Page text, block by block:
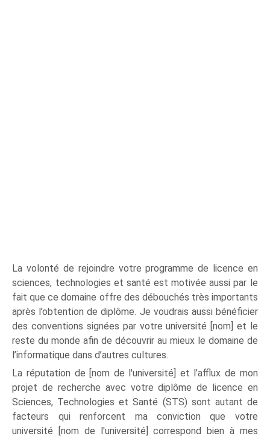
La volonté de rejoindre votre programme de licence en
sciences, technologies et santé est motivée aussi par le
fait que ce domaine offre des débouchés très importants
après l’obtention de diplôme. Je voudrais aussi bénéficier
des conventions signées par votre université [nom] et le
reste du monde afin de découvrir au mieux le domaine de
l’informatique dans d’autres cultures.
La réputation de [nom de l'université] et l’afflux de mon
projet de recherche avec votre diplôme de licence en
Sciences, Technologies et Santé (STS) sont autant de
facteurs qui renforcent ma conviction que votre
université [nom de l'université] correspond bien à mes